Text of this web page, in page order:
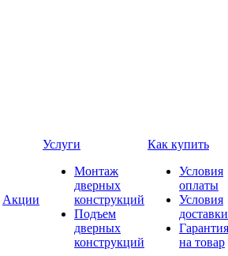
Акции
Услуги
Монтаж
дверных
конструкций
Подъем
дверных
конструкций
Как купить
Условия
оплаты
Условия
доставки
Гарантия
на товар